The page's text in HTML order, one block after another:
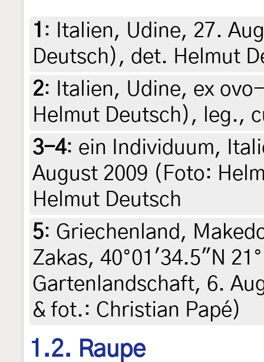
1 :
Italien, Udine, 27.
Deutsch), det. Helmut
2:
Italien, Udine, ex
Helmut Deutsch), leg.,
3-4: ein Individuum,
August 2009 (Foto:
Helmut Deutsch
5: Griechenland,
Zakas, 40°01'34.5"N
Gartenlandschaft, 6.
& fot.: Christian Papé)
1.2. Raupe